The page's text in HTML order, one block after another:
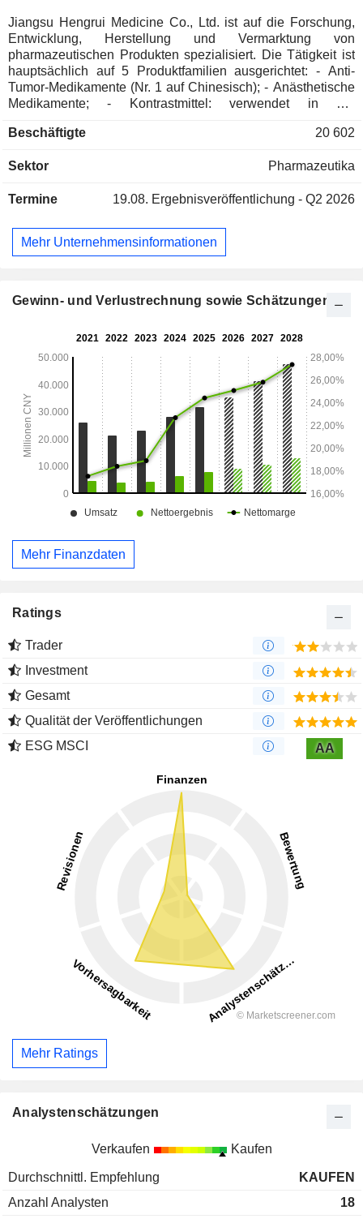
Jiangsu Hengrui Medicine Co., Ltd. ist auf die Forschung,
Entwicklung, Herstellung und Vermarktung von
pharmazeutischen Produkten spezialisiert. Die Tätigkeit ist
hauptsächlich auf 5 Produktfamilien ausgerichtet: - Anti-
Tumor-Medikamente (Nr. 1 auf Chinesisch); - Anästhetische
Medikamente; - Kontrastmittel: verwendet in der
Medikamente; - Medikamente für die Behandlung von Herz-
Beschäftigte 20 602
Sektor Pharmazeutika
Termine 19.08. Ergebnisveröffentlichung - Q2 2026
Mehr Unternehmensinformationen
Gewinn- und Verlustrechnung sowie Schätzungen
Mehr Finanzdaten
Ratings
Trader
Investment
Gesamt
Qualität der Veröffentlichungen
ESG MSCI
AA
Mehr Ratings
Analystenschätzungen
Verkaufen Kaufen
Durchschnittl. Empfehlung
KAUFEN
Anzahl Analysten
18